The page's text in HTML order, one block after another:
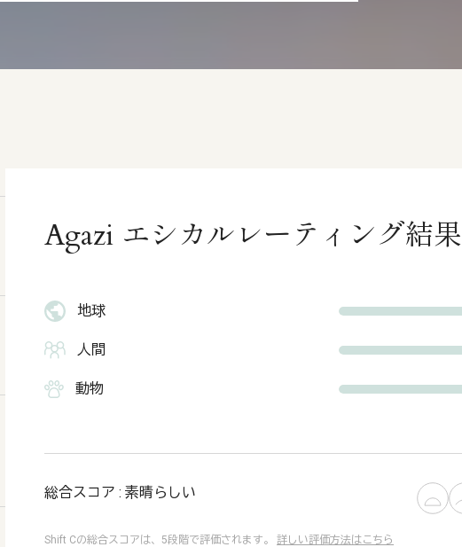
Agazi エシカルレーティング結果
地球
人間
動物
総合スコア : 素晴らしい
Shift Cの総合スコアは、5段階で評価されます。 詳しい評価方法はこちら